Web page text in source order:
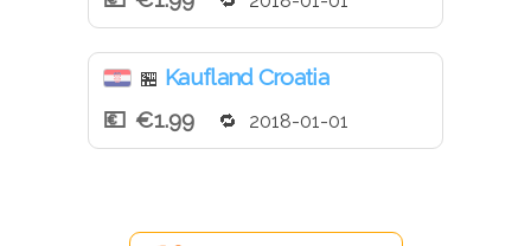
🏪 Kaufland Croatia
€1.99
2018-01-01